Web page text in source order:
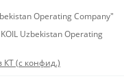
Operating Company"
Uzbekistan Operating
КТ (с конфид.)